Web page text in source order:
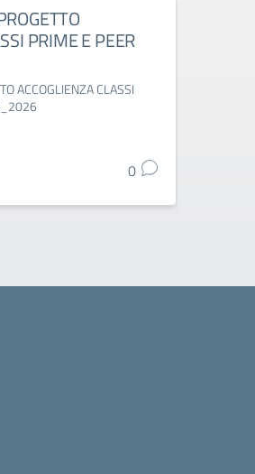
PRIME E PEER
ACCOGLIENZA CLASSI
0